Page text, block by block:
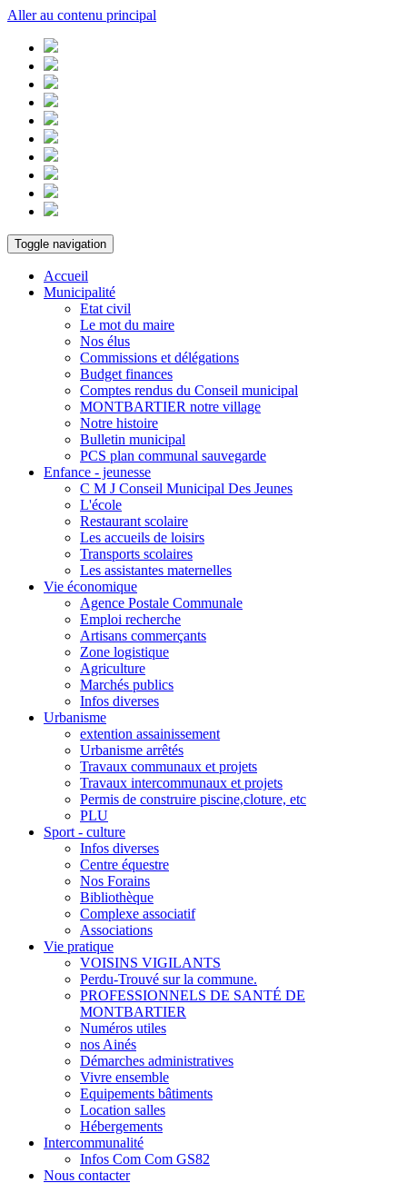
Aller au contenu principal
Toggle navigation
Accueil
Municipalité
Etat civil
Le mot du maire
Nos élus
Commissions et délégations
Budget finances
Comptes rendus du Conseil municipal
MONTBARTIER notre village
Notre histoire
Bulletin municipal
PCS plan communal sauvegarde
Enfance - jeunesse
C M J Conseil Municipal Des Jeunes
L'école
Restaurant scolaire
Les accueils de loisirs
Transports scolaires
Les assistantes maternelles
Vie économique
Agence Postale Communale
Emploi recherche
Artisans commerçants
Zone logistique
Agriculture
Marchés publics
Infos diverses
Urbanisme
extention assainissement
Urbanisme arrêtés
Travaux communaux et projets
Travaux intercommunaux et projets
Permis de construire piscine,cloture, etc
PLU
Sport - culture
Infos diverses
Centre équestre
Nos Forains
Bibliothèque
Complexe associatif
Associations
Vie pratique
VOISINS VIGILANTS
Perdu-Trouvé sur la commune.
PROFESSIONNELS DE SANTÉ DE
MONTBARTIER
Numéros utiles
nos Ainés
Démarches administratives
Vivre ensemble
Equipements bâtiments
Location salles
Hébergements
Intercommunalité
Infos Com Com GS82
Nous contacter